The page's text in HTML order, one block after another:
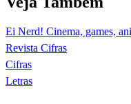
Ei Nerd! Cinema, games,
Revista Cifras
Cifras
Letras